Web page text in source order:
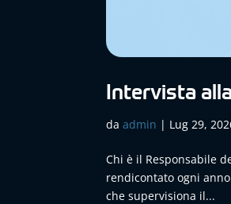
Intervista
daadmin | Lug 29,
Chi è il Responsabile
rendicontato ogni
che supervisiona il...